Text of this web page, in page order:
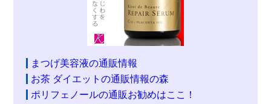
まつげ美容液の通販情報
お茶 ダイエットの通販情報の森
ポリフェノールの通販お勧めはここ！